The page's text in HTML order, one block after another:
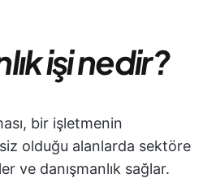
işi nedir?
bir işletmenin
olduğu alanlarda sektöre
ve danışmanlık sağlar.